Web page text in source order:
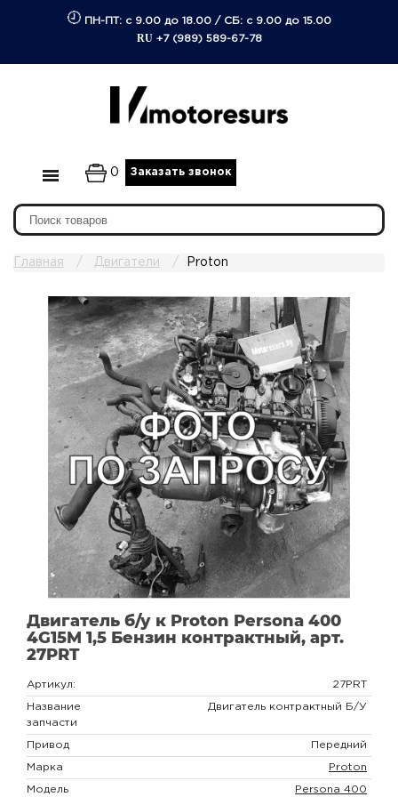
ПН-ПТ: с 9.00 до 18.00/ СБ: с 9.00 до 15.00
RU +7 (989) 589-67-78
0 Заказать звонок
Главная Двигатели Proton
Двигатель б/у к Proton Persona 400
4G15M 1,5 Бензин контрактный, арт.
27PRT
Артикул: 27PRT
Название
запчасти
Двигатель контрактный Б/У
Привод Передний
Марка Proton
Модель Persona 400